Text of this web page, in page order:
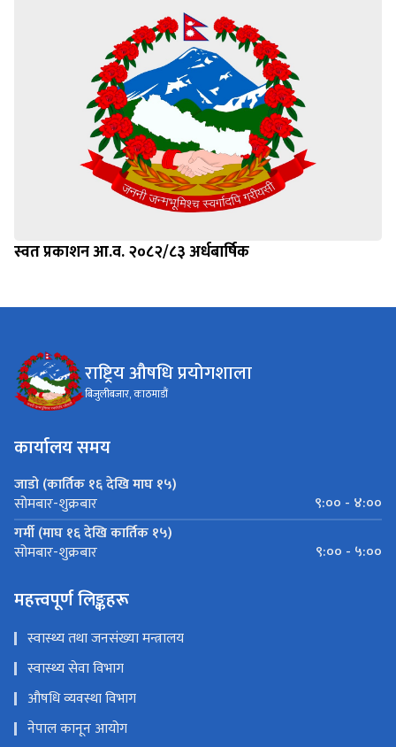
स्वत प्रकाशन आ.व. २०८२/८३ अर्धबार्षिक
राष्ट्रिय औषधि प्रयोगशाला
बिजुलीबजार, काठमाडौं
कार्यालय समय
जाडो (कार्तिक १६ देखि माघ १५)
सोमबार-शुक्रबार
९:०० - ४:००
गर्मी (माघ १६ देखि कार्तिक १५)
सोमबार-शुक्रबार ९:०० - ५:००
महत्त्वपूर्ण लिङ्कहरू
स्वास्थ्य तथा जनसंख्या मन्त्रालय
स्वास्थ्य सेवा विभाग
औषधि व्यवस्था विभाग
नेपाल कानून आयोग